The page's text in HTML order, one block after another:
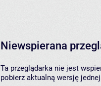
Niewspierana
Ta przeglądarka nie jest
pobierz aktualną wersję